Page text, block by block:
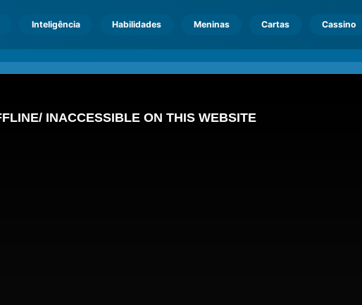
Inteligência Habilidades Meninas Cartas Cassino